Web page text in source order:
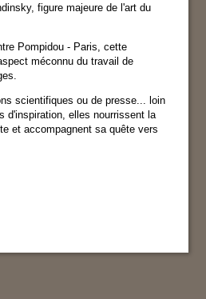
figure majeure de l'art du
Pompidou - Paris, cette
méconnu du travail de
scientifiques ou de presse... loin
d'inspiration, elles nourrissent la
et accompagnent sa quête vers